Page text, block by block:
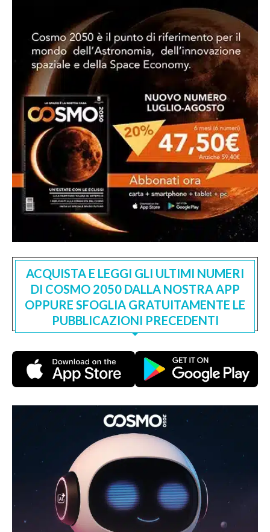
ACQUISTA E LEGGI GLI ULTIMI NUMERI
DI COSMO 2050 DALLA NOSTRA APP
OPPURE SFOGLIA GRATUITAMENTE LE
PUBBLICAZIONI PRECEDENTI